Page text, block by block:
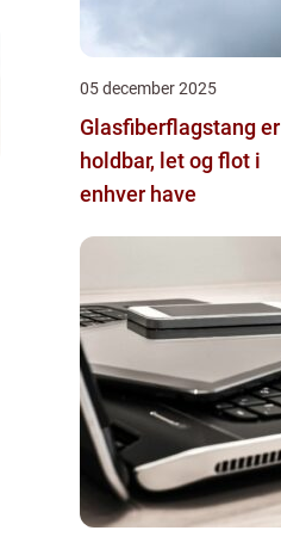
05 december 2025
Glasfiberflagstang er
holdbar, let og flot i
enhver have